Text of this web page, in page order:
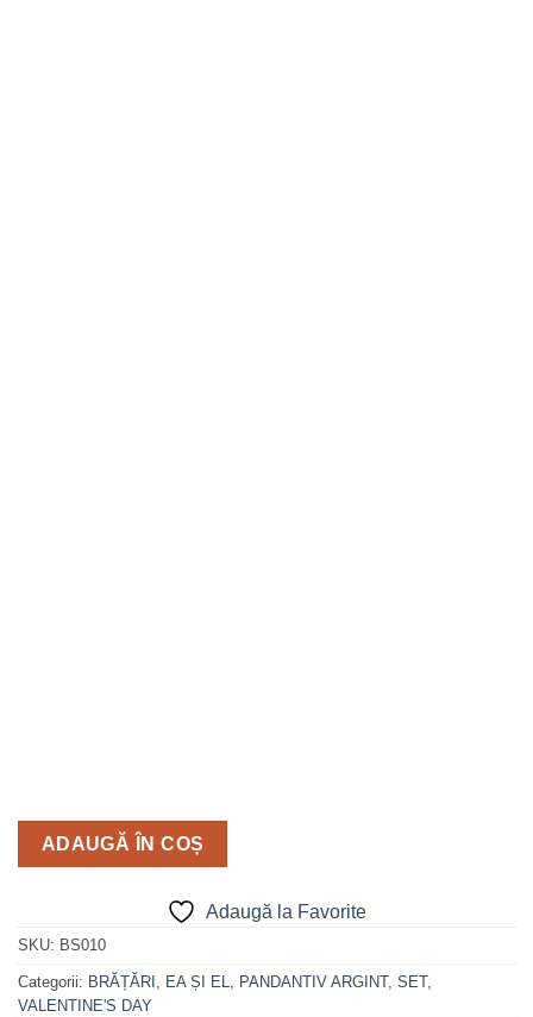
ADAUGĂ ÎN COȘ
Adaugă la Favorite
SKU: BS010
Categorii: BRĂȚĂRI , EA ȘI EL, PANDANTIV ARGINT, SET,
VALENTINE'S DAY